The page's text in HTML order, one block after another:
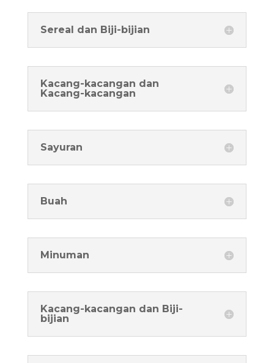
Sereal dan Biji-bijian
Kacang-kacangan dan
Kacang-kacangan
Sayuran
Buah
Minuman
Kacang-kacangan dan Biji-
bijian